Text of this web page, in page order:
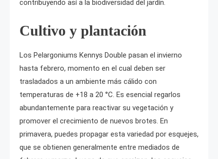
contribuyendo así a la biodiversidad del jardín.
Cultivo y plantación
Los Pelargoniums Kennys Double pasan el invierno
hasta febrero, momento en el cual deben ser
trasladados a un ambiente más cálido con
temperaturas de +18 a 20 °C. Es esencial regarlos
abundantemente para reactivar su vegetación y
promover el crecimiento de nuevos brotes. En
primavera, puedes propagar esta variedad por esquejes,
que se obtienen generalmente entre mediados de